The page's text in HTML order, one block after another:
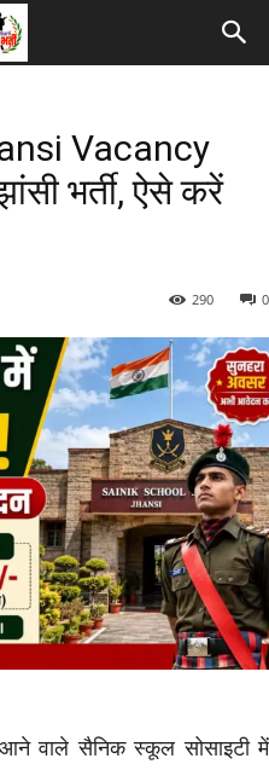
Vacancy
भर्ती, ऐसे करें
0
290
वाले सैनिक स्कूल सोसाइटी में